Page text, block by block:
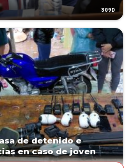
309D
de detenido e
en caso de joven